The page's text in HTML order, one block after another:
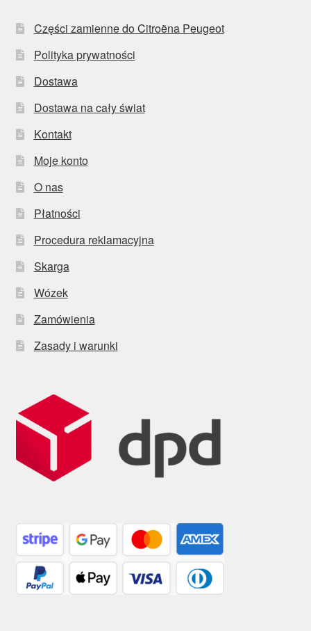
Części zamienne do Citroëna Peugeot
Polityka prywatności
Dostawa
Dostawa na cały świat
Kontakt
Moje konto
O nas
Płatności
Procedura reklamacyjna
Skarga
Wózek
Zamówienia
Zasady i warunki